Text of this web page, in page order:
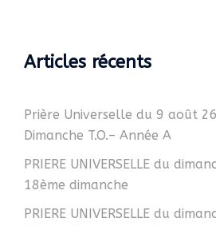
Articles récents
Prière Universelle du 9 août
Dimanche T.O.– Année A
PRIERE UNIVERSELLE du
18ème dimanche
PRIERE UNIVERSELLE du